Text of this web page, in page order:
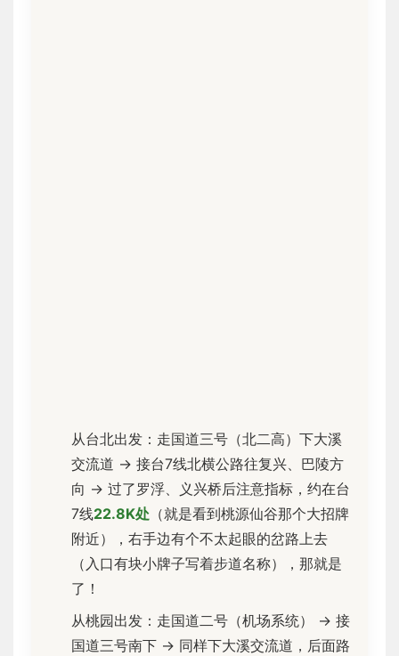
从台北出发：走国道三号（北二高）下大溪
交流道 → 接台7线北横公路往复兴、巴陵方
向 → 过了罗浮、义兴桥后注意指标，约在台
7线22.8K处 （就是看到桃源仙谷那个大招牌
附近），右手边有个不太起眼的岔路上去
（入口有块小牌子写着步道名称），那就是
了！
从桃园出发：走国道二号（机场系统） → 接
国道三号南下 → 同样下大溪交流道，后面路